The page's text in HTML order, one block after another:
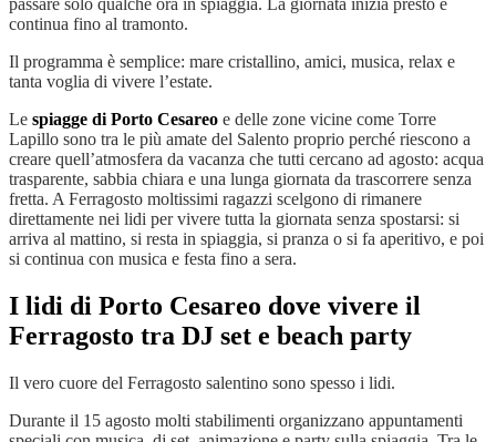
continua fino al tramonto.
Il programma è semplice: mare cristallino, amici, musica, relax e
tanta voglia di vivere l’estate.
Le spiagge di Porto Cesareo e delle zone vicine come Torre
Lapillo sono tra le più amate del Salento proprio perché riescono a
creare quell’atmosfera da vacanza che tutti cercano ad agosto: acqua
trasparente, sabbia chiara e una lunga giornata da trascorrere senza
fretta. A Ferragosto moltissimi ragazzi scelgono di rimanere
direttamente nei lidi per vivere tutta la giornata senza spostarsi: si
arriva al mattino, si resta in spiaggia, si pranza o si fa aperitivo, e poi
si continua con musica e festa fino a sera.
I lidi di Porto Cesareo dove vivere il
Ferragosto tra DJ set e beach party
Il vero cuore del Ferragosto salentino sono spesso i lidi.
Durante il 15 agosto molti stabilimenti organizzano appuntamenti